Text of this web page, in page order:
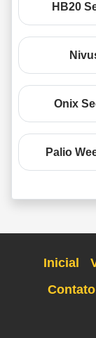
HB20
Onix
Palio
Inicial
Contato